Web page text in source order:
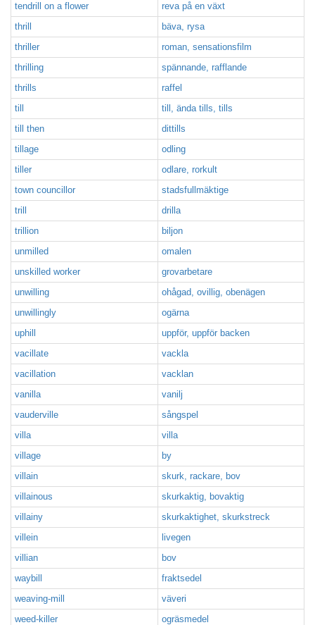
tendrill on a flower
reva på en växt
thrill
bäva, rysa
thriller
roman, sensationsfilm
thrilling
spännande, rafflande
thrills
raffel
till
till, ända tills, tills
till then
dittills
tillage
odling
tiller
odlare, rorkult
town councillor
stadsfullmäktige
trill
drilla
trillion
biljon
unmilled
omalen
unskilled worker
grovarbetare
unwilling
ohågad, ovillig, obenägen
unwillingly
ogärna
uphill
uppför, uppför backen
vacillate
vackla
vacillation
vacklan
vanilla
vanilj
vauderville
sångspel
villa
villa
village
by
villain
skurk, rackare, bov
villainous
skurkaktig, bovaktig
villainy
skurkaktighet, skurkstreck
villein
livegen
villian
bov
waybill
fraktsedel
weaving-mill
väveri
weed-killer
ogräsmedel